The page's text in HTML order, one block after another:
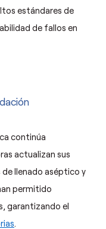
estándares de
de fallos en
continúa
actualizan sus
llenado aséptico y
permitido
garantizando el
.